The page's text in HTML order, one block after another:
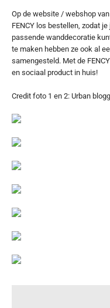
Op de website / webshop van
FENCY los bestellen, zodat
passende wanddecoratie
te maken hebben ze ook al
samengesteld. Met de
en sociaal product in huis!
Credit foto 1 en 2: Urban